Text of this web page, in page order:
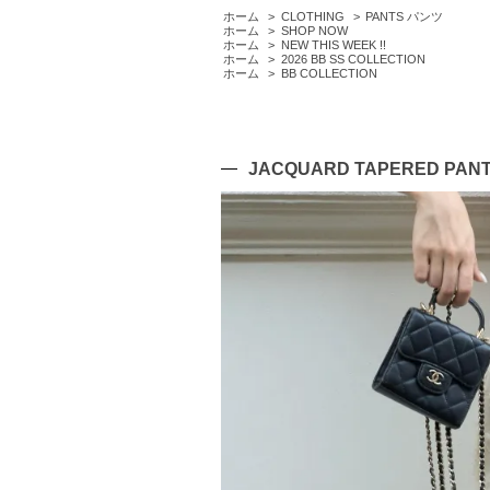
ホーム > CLOTHING > PANTS パンツ
ホーム
> SHOP NOW
ホーム
> NEW THIS WEEK !!
ホーム
> 2026 BB SS COLLECTION
ホーム
> BB COLLECTION
JACQUARD TAPERED